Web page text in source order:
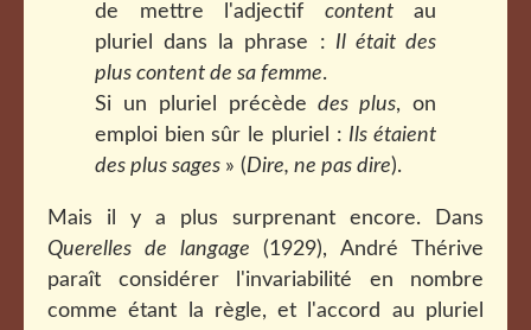
de mettre l'adjectif contentau
pluriel dans la phrase : Il était des
plus content de sa femme.
Si un pluriel précèdedes plus, on
emploi bien sûr le pluriel : Ils étaient
des plus sages » (Dire, ne pas dire).
Mais il y a plus surprenant encore. Dans
Querelles de langage (1929), André Thérive
paraît considérer l'invariabilité en nombre
comme étant la règle, et l'accord au pluriel